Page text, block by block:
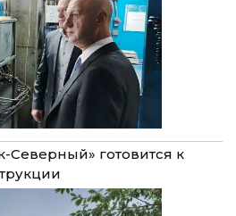
Северный» готовится к